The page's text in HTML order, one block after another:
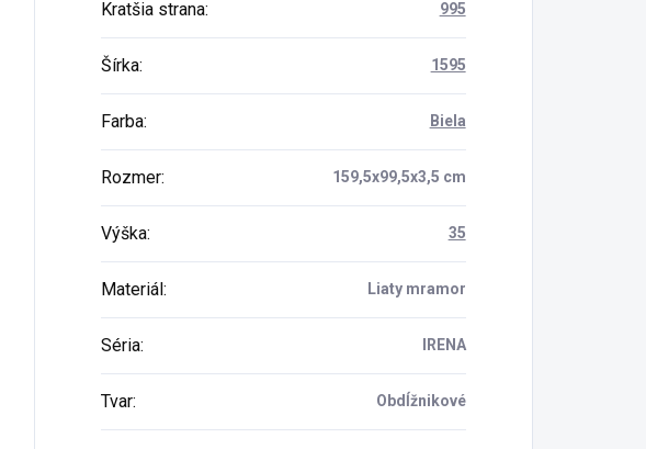
Kratšia strana: 995
Šírka: 1595
Farba: Biela
Rozmer: 159,5x99,5x3,5 cm
Výška: 35
Materiál: Liaty mramor
Séria: IRENA
Tvar: Obdĺžnikové